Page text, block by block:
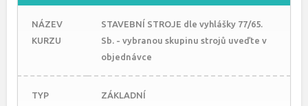
NÁZEV
KURZU
STAVEBNÍ STROJE dle vyhlášky 77/65.
Sb. - vybranou skupinu strojů uveďte v
objednávce
TYP
ZÁKLADNÍ